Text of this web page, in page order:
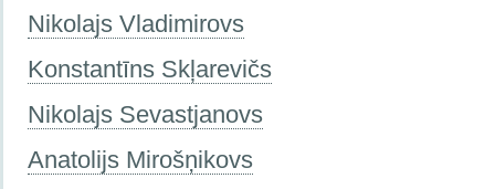
Nikolajs Vladimirovs
Konstantīns Skļarevičs
Nikolajs Sevastjanovs
Anatolijs Mirošņikovs